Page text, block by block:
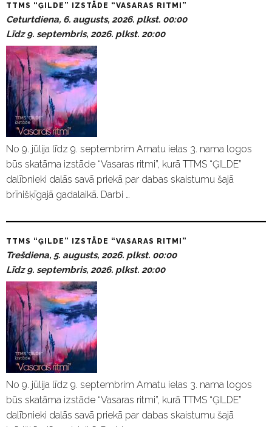
TTMS “ĢILDE” IZSTĀDE “VASARAS RITMI”
Ceturtdiena, 6. augusts, 2026. plkst. 00:00
Līdz 9. septembris, 2026. plkst. 20:00
No 9. jūlija līdz 9. septembrim Amatu ielas 3. nama logos
būs skatāma izstāde “Vasaras ritmi”, kurā TTMS “ĢILDE”
dalībnieki dalās savā priekā par dabas skaistumu šajā
brīnišķīgajā gadalaikā. Darbi …
TTMS “ĢILDE” IZSTĀDE “VASARAS RITMI”
Trešdiena, 5. augusts, 2026. plkst. 00:00
Līdz 9. septembris, 2026. plkst. 20:00
No 9. jūlija līdz 9. septembrim Amatu ielas 3. nama logos
būs skatāma izstāde “Vasaras ritmi”, kurā TTMS “ĢILDE”
dalībnieki dalās savā priekā par dabas skaistumu šajā